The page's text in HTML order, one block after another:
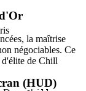
(HUD)
la maîtrise
négociables. Ce
d'élite de Chill